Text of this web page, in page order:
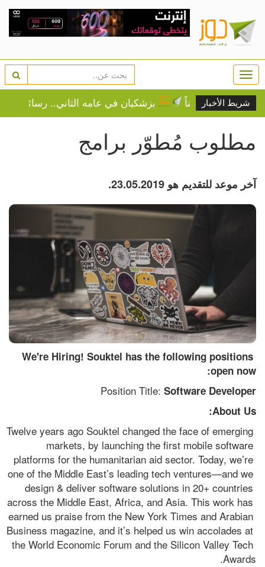
شريط الأخبار بزشكيان في عامه الثاني.. رسائل سياسية
مطلوب مُطوّر برامج
آخر موعد للتقديم هو 23.05.2019.
We're Hiring! Souktel has the following positions
open now:
Position Title: Software Developer
About Us:
Twelve years ago Souktel changed the face of emerging
markets, by launching the first mobile software
platforms for the humanitarian aid sector. Today, we’re
one of the Middle East’s leading tech ventures—and we
design & deliver software solutions in 20+ countries
across the Middle East, Africa, and Asia. This work has
earned us praise from the New York Times and Arabian
Business magazine, and it’s helped us win accolades at
the World Economic Forum and the Silicon Valley Tech
Awards.